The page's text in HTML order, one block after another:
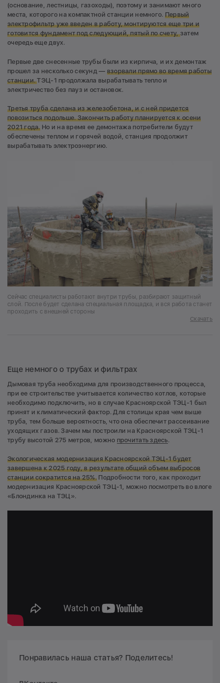
(основание, лестницы, газоходы), поэтому и занимают много
места, которого на компактной станции немного. Первый
электрофильтр уже введен в работу, монтируются еще три и
готовится фундамент под следующий, пятый по счету,затем
очередь еще двух.
Первые две снесенные трубы были из кирпича, и их демонтаж
прошел за несколько секунд — взорвали прямо во время работы
станции.ТЭЦ-1 продолжала вырабатывать тепло и
электричество без пауз и остановок.
Третья труба сделана из железобетона, и с ней придется
повозиться подольше. Закончить работу планируется к осени
2021 года.Но и на время ее демонтажа потребители будут
обеспечены теплом и горячей водой, станция продолжит
вырабатывать электроэнергию.
Сейчас специалисты работают внутри трубы, разбирают защитный
слой. После будет сделана специальная площадка, и вся работа станет
проходить с внешней стороны
Скачать
Еще немного о трубах и фильтрах
Дымовая труба необходима для производственного процесса,
при ее строительстве учитывается количество котлов, которые
необходимо подключить, но в случае Красноярской ТЭЦ-1 был
принят и климатический фактор. Для столицы края чем выше
труба, тем больше вероятность, что она обеспечит рассеивание
уходящих газов. Зачем мы построили на Красноярской ТЭЦ-1
трубу высотой 275 метров, можно прочитать здесь.
Экологическая модернизация Красноярской ТЭЦ-1 будет
завершена к 2025 году, в результате общий объем выбросов
станции сократится на 25%. Подробности того, как проходит
модернизация Красноярской ТЭЦ-1, можно посмотреть во влоге
«Блондинка на ТЭЦ».
Понравилась наша статья? Поделитесь!